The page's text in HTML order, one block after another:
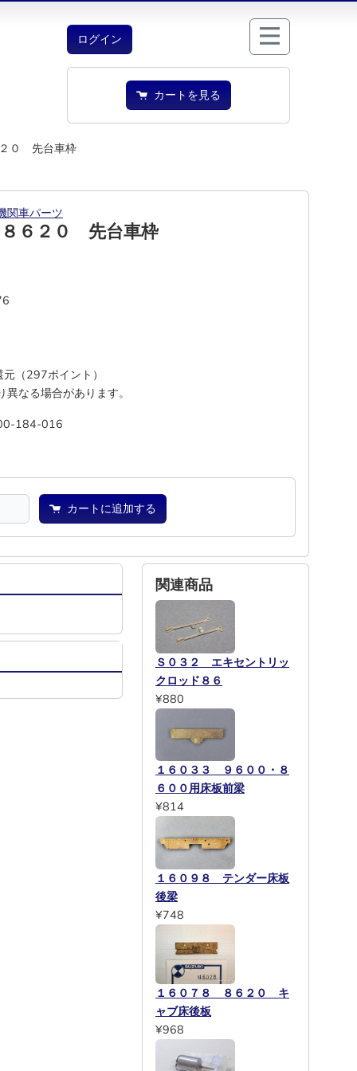
ログイン
カートを見る
０ 先台車枠
関車パーツ
６２０ 先台車枠
（297ポイント）
なる場合があります。
184-016
カートに追加する
関連商品
Ｓ０３２ エキセントリッ
クロッド８６
¥880
１６０３３ ９６００・８
６００用床板前梁
¥814
１６０９８ テンダー床板
後梁
¥748
１６０７８ ８６２０ キ
ャブ床後板
¥968